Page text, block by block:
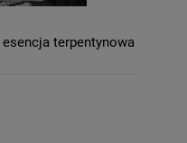
terpentynowa